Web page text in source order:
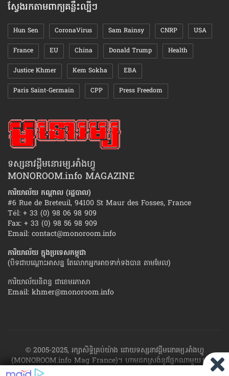
ស្វែងរកតាមពាក្យគន្លឹះល្បីៗ
Hun Sen CoronaVirus Sam Rainsy CNRP USA
France EU China Donald Trump Health
Justice Khmer Kem Sokha EBA
Paris Saint-Germain CPP Press Freedom
ទស្សនាវដ្ដីមនោរម្យ.អាំងហ្វូ
MONOROOM.info MAGAZINE
ការិយាល័យ កណ្ដាល (រដ្ឋបាល)
#6 Rue de Breteuil, 94100 St Maur des Fosses, France
Tél: + 33 (0) 98 06 98 909
Fax: + 33 (0) 98 56 98 909
Email: contact@monoroom.info
ការិយាល័យ ក្នុង​ប្រទេស​កម្ពុជា
(បិទជាបណ្ដោះអាសន្ន តែលោកអ្នកអាចទាក់ទងបាន តាមមែល)
ការិយាល័យនិពន្ធ ជាខេមរភាសា
Email: khmer@monoroom.info
© 2005-2025, រក្សាសិទ្ធិគ្រប់យ៉ាង ដោយទស្សនាវដ្ដី​មនោរម្យ.អាំងហ្វូ
(MONOROOM.info Mag France)។ ហាម​ដក​ស្រង់​នូវ​ផ្នែក​ណា​មួយ​ ឬ​ផ្នែក​
ទាំង​អស់ ​នៃ​ការ​ផ្សាយ​របស់​ទស្សនាវដ្ដី​​មនោរម្យ.អាំងហ្វូ យក​ទៅ​​បោះពុម្ព នៅ